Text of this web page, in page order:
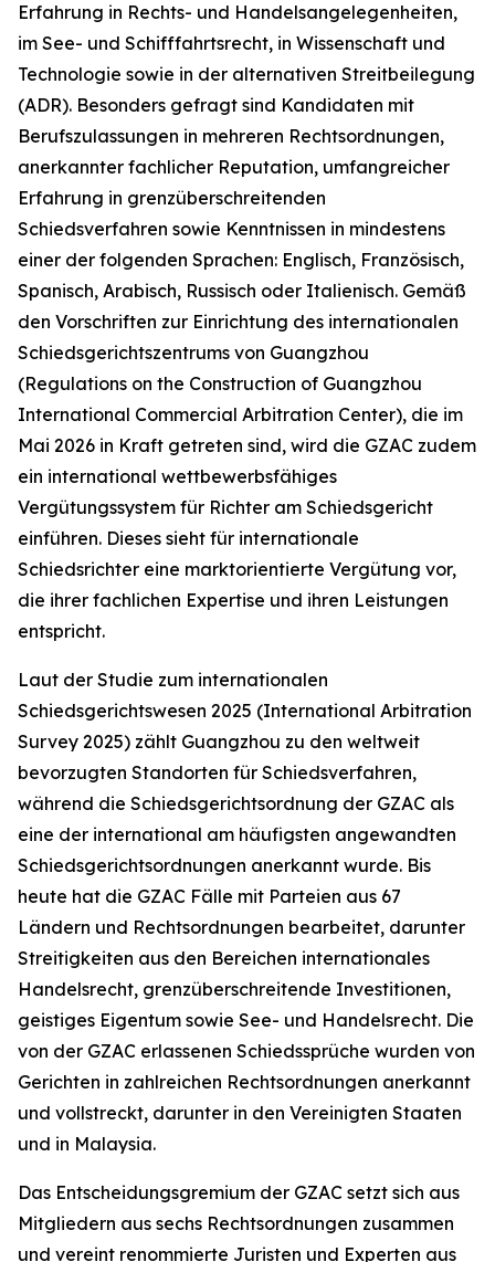
Erfahrung in Rechts- und Handelsangelegenheiten,
im See- und Schifffahrtsrecht, in Wissenschaft und
Technologie sowie in der alternativen Streitbeilegung
(ADR). Besonders gefragt sind Kandidaten mit
Berufszulassungen in mehreren Rechtsordnungen,
anerkannter fachlicher Reputation, umfangreicher
Erfahrung in grenzüberschreitenden
Schiedsverfahren sowie Kenntnissen in mindestens
einer der folgenden Sprachen: Englisch, Französisch,
Spanisch, Arabisch, Russisch oder Italienisch. Gemäß
den Vorschriften zur Einrichtung des internationalen
Schiedsgerichtszentrums von Guangzhou
(Regulations on the Construction of Guangzhou
International Commercial Arbitration Center), die im
Mai 2026 in Kraft getreten sind, wird die GZAC zudem
ein international wettbewerbsfähiges
Vergütungssystem für Richter am Schiedsgericht
einführen. Dieses sieht für internationale
Schiedsrichter eine marktorientierte Vergütung vor,
die ihrer fachlichen Expertise und ihren Leistungen
entspricht.
Laut der Studie zum internationalen
Schiedsgerichtswesen 2025 (International Arbitration
Survey 2025) zählt Guangzhou zu den weltweit
bevorzugten Standorten für Schiedsverfahren,
während die Schiedsgerichtsordnung der GZAC als
eine der international am häufigsten angewandten
Schiedsgerichtsordnungen anerkannt wurde. Bis
heute hat die GZAC Fälle mit Parteien aus 67
Ländern und Rechtsordnungen bearbeitet, darunter
Streitigkeiten aus den Bereichen internationales
Handelsrecht, grenzüberschreitende Investitionen,
geistiges Eigentum sowie See- und Handelsrecht. Die
von der GZAC erlassenen Schiedssprüche wurden von
Gerichten in zahlreichen Rechtsordnungen anerkannt
und vollstreckt, darunter in den Vereinigten Staaten
und in Malaysia.
Das Entscheidungsgremium der GZAC setzt sich aus
Mitgliedern aus sechs Rechtsordnungen zusammen
und vereint renommierte Juristen und Experten aus